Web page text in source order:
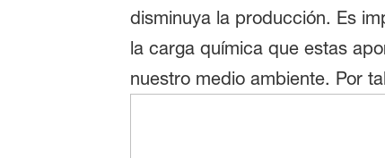
disminuya la producción. Es
la carga química que estas
nuestro medio ambiente. Por